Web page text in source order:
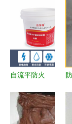
产全解析
自流平防火
电网箱柜底
部三防封堵